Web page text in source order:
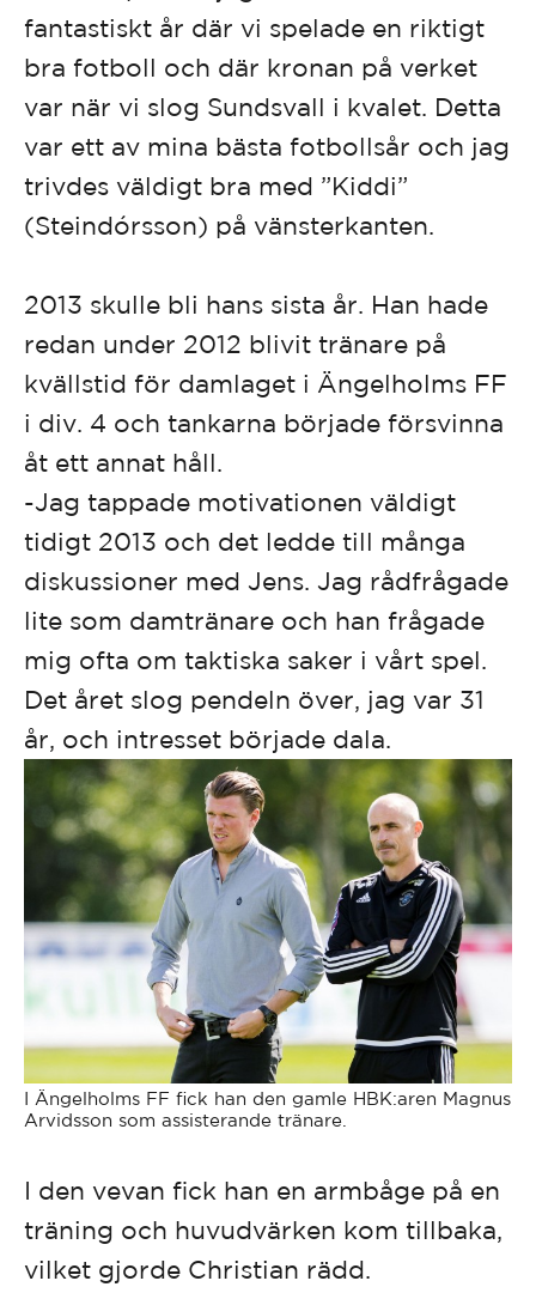
fantastiskt år där vi spelade en riktigt
bra fotboll och där kronan på verket
var när vi slog Sundsvall i kvalet. Detta
var ett av mina bästa fotbollsår och jag
trivdes väldigt bra med ”Kiddi”
(Steindórsson) på vänsterkanten.
2013 skulle bli hans sista år. Han hade
redan under 2012 blivit tränare på
kvällstid för damlaget i Ängelholms FF
i div. 4 och tankarna började försvinna
åt ett annat håll.
-Jag tappade motivationen väldigt
tidigt 2013 och det ledde till många
diskussioner med Jens. Jag rådfrågade
lite som damtränare och han frågade
mig ofta om taktiska saker i vårt spel.
Det året slog pendeln över, jag var 31
år, och intresset började dala.
I Ängelholms FF fick han den gamle HBK:aren Magnus
Arvidsson som assisterande tränare.
I den vevan fick han en armbåge på en
träning och huvudvärken kom tillbaka,
vilket gjorde Christian rädd.